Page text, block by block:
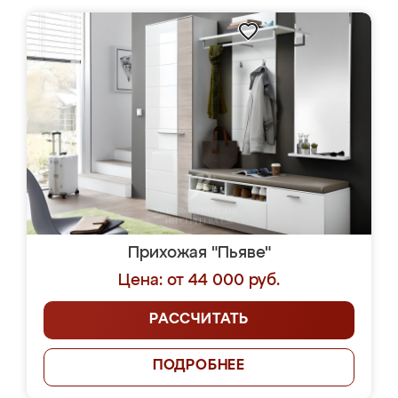
Прихожая "Пьяве"
Цена: от 44 000 руб.
РАССЧИТАТЬ
ПОДРОБНЕЕ